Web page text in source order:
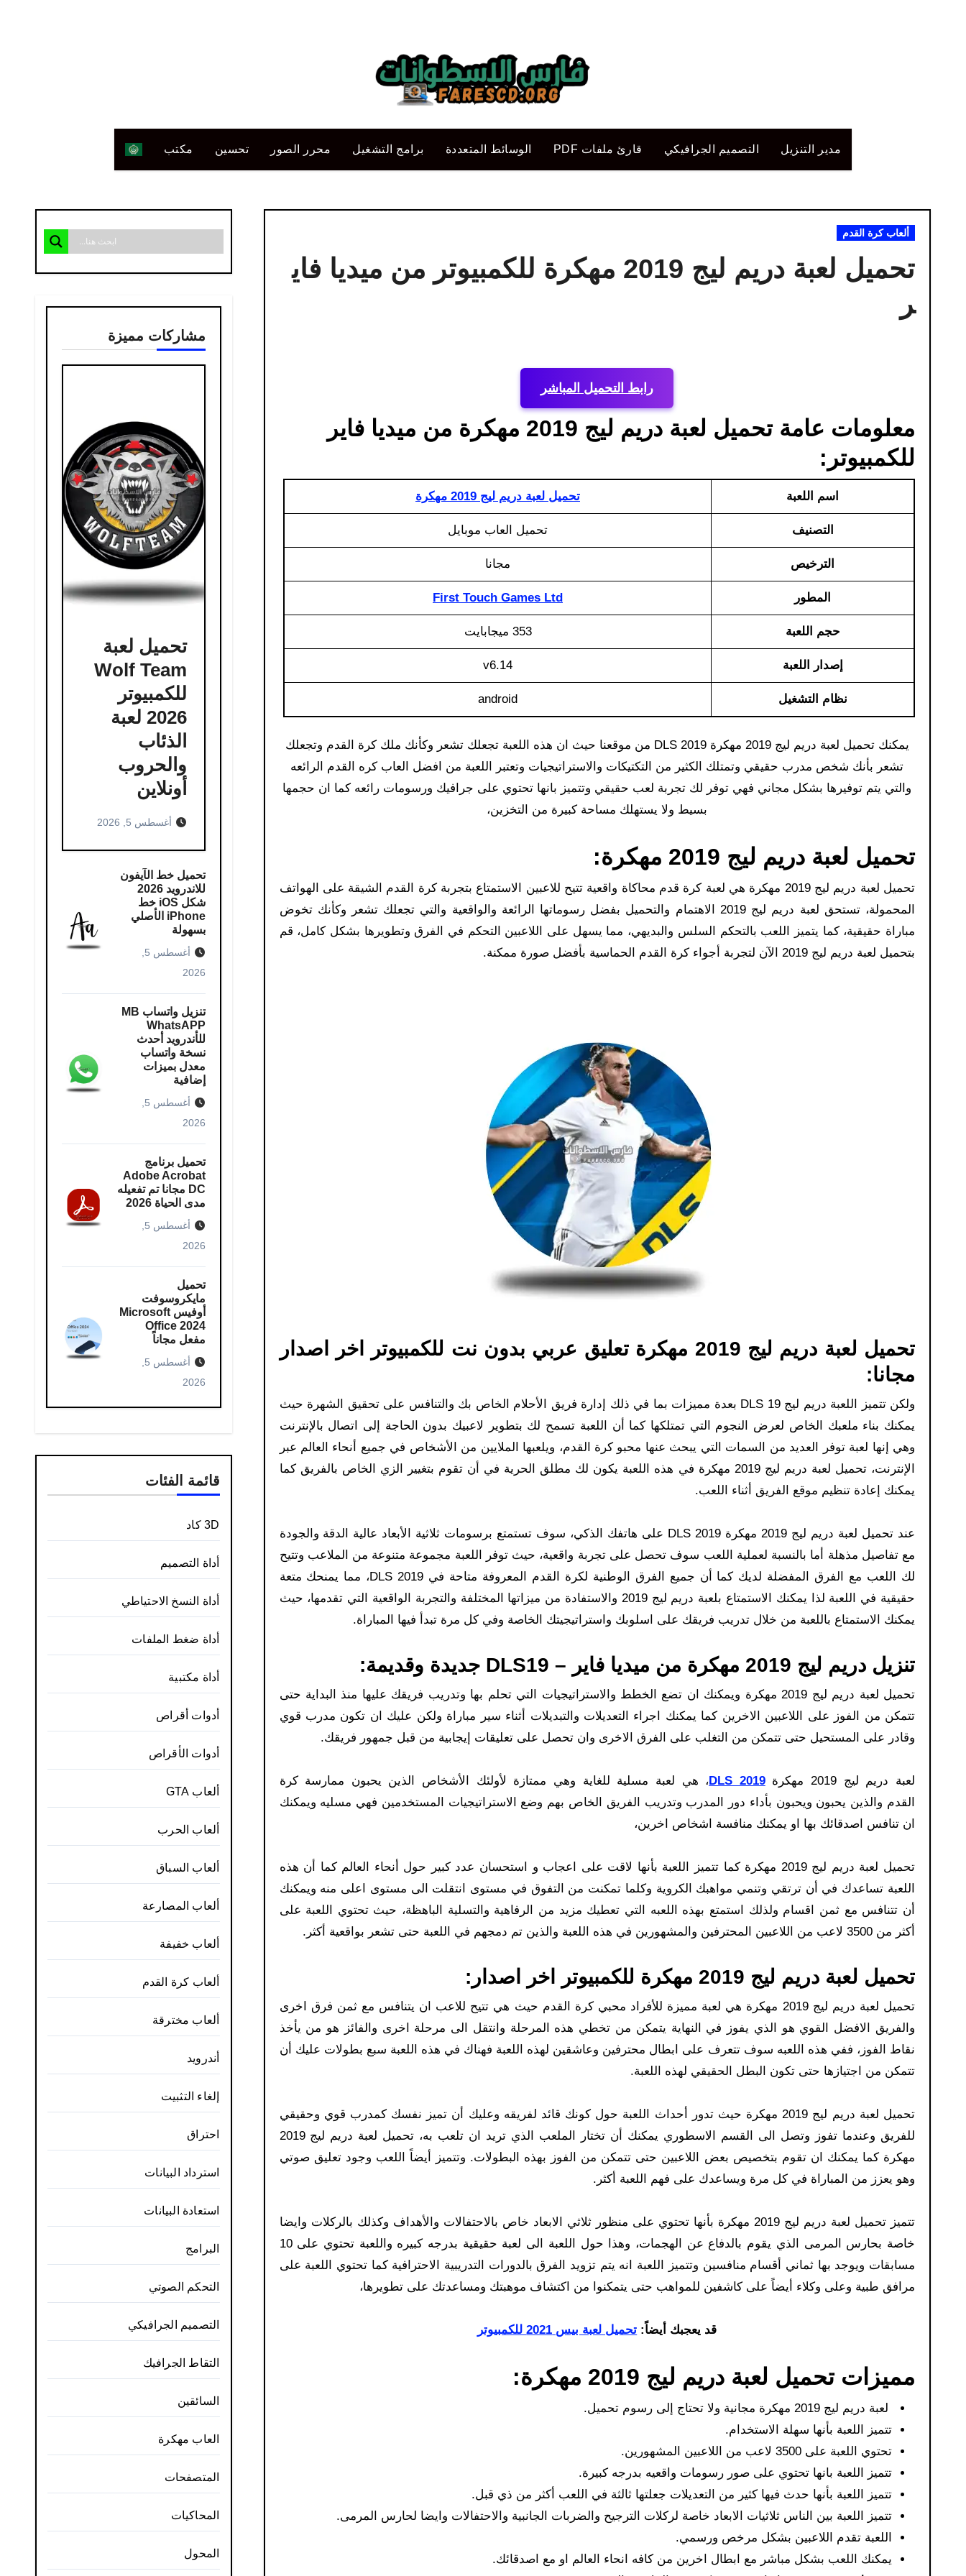
مدير التنزيل التصميم الجرافيكي قارئ ملفات PDF الوسائط المتعددة برامج التشغيل محرر الصور تحسين مكتب
ألعاب كرة القدم
تحميل لعبة دريم ليج 2019 مهكرة للكمبيوتر من ميديا ​​فاي
ر
رابط التحميل المباشر
معلومات عامة تحميل لعبة دريم ليج 2019 مهكرة من ميديا فاير
للكمبيوتر​:
اسم اللعبة تحميل لعبة دريم ليج 2019 مهكرة
التصنيف تحميل العاب موبايل
الترخيص مجانا
المطور First Touch Games Ltd
حجم اللعبة 353 ميجابايت
إصدار اللعبة v6.14
نظام التشغيل android
يمكنك تحميل لعبة دريم ليج 2019 مهكرة DLS 2019 من موقعنا حيث ان هذه اللعبة تجعلك تشعر وكأنك ملك كرة القدم وتجعلك
تشعر بأنك شخص مدرب حقيقي وتمتلك الكثير من التكتيكات والاستراتيجيات وتعتبر اللعبة من افضل العاب كره القدم الرائعه
والتي يتم توفيرها بشكل مجاني فهي توفر لك تجربة لعب حقيقي وتتميز بانها تحتوي على جرافيك ورسومات رائعه كما ان حجمها
بسيط ولا يستهلك مساحة كبيرة من التخزين،
تحميل لعبة دريم ليج 2019 مهكرة:
تحميل لعبة دريم ليج 2019 مهكرة هي لعبة كرة قدم محاكاة واقعية تتيح للاعبين الاستمتاع بتجربة كرة القدم الشيقة على الهواتف
المحمولة، تستحق لعبة دريم ليج 2019 الاهتمام والتحميل بفضل رسوماتها الرائعة والواقعية والتي تجعلك تشعر وكأنك تخوض
مباراة حقيقية، كما يتميز اللعب بالتحكم السلس والبديهي، مما يسهل على اللاعبين التحكم في الفرق وتطويرها بشكل كامل، قم
بتحميل لعبة دريم ليج 2019 الآن لتجربة أجواء كرة القدم الحماسية بأفضل صورة ممكنة.
تحميل لعبة دريم ليج 2019 مهكرة تعليق عربي بدون نت للكمبيوتر اخر اصدار
مجانا:
ولكن تتميز اللعبة دريم ليج DLS 19 بعدة مميزات بما في ذلك إدارة فريق الأحلام الخاص بك والتنافس على تحقيق الشهرة حيث
يمكنك بناء ملعبك الخاص لعرض النجوم التي تمتلكها كما أن اللعبة تسمح لك بتطوير لاعبيك بدون الحاجة إلى اتصال بالإنترنت
وهي إنها لعبة توفر العديد من السمات التي يبحث عنها محبو كرة القدم، ويلعبها الملايين من الأشخاص في جميع أنحاء العالم عبر
الإنترنت، تحميل لعبة دريم ليج 2019 مهكرة في هذه اللعبة يكون لك مطلق الحرية في أن تقوم بتغيير الزي الخاص بالفريق كما
يمكنك إعادة تنظيم موقع الفريق أثناء اللعب.
عند تحميل لعبة دريم ليج 2019 مهكرة DLS 2019 على هاتفك الذكي، سوف تستمتع برسومات ثلاثية الأبعاد عالية الدقة والجودة
مع تفاصيل مذهلة أما بالنسبة لعملية اللعب سوف تحصل على تجربة واقعية، حيث توفر اللعبة مجموعة متنوعة من الملاعب وتتيح
لك اللعب مع الفرق المفضلة لديك كما أن جميع الفرق الوطنية لكرة القدم المعروفة متاحة في DLS 2019، مما يمنحك متعة
حقيقية في اللعبة لذا يمكنك الاستمتاع بلعبة دريم ليج 2019 والاستفادة من ميزاتها المختلفة والتجربة الواقعية التي تقدمها، حيث
يمكنك الاستمتاع باللعبة من خلال تدريب فريقك على اسلوبك واستراتيجيتك الخاصة وفي كل مرة تبدأ فيها المباراة.
تنزيل دريم ليج 2019 مهكرة من ميديا فاير – DLS19 جديدة وقديمة:
تحميل لعبة دريم ليج 2019 مهكرة ويمكنك ان تضع الخطط والاستراتيجيات التي تحلم بها وتدريب فريقك عليها منذ البداية حتى
تتمكن من الفوز على اللاعبين الاخرين كما يمكنك اجراء التعديلات والتبديلات أثناء سير مباراة ولكن عليك ان تكون مدرب قوي
وقادر على المستحيل حتى تتمكن من التغلب على الفرق الاخرى وان تحصل على تعليقات إيجابية من قبل جمهور فريقك.
لعبة دريم ليج 2019 مهكرة DLS 2019، هي لعبة مسلية للغاية وهي ممتازة لأولئك الأشخاص الذين يحبون ممارسة كرة
القدم والذين يحبون ويحبون بأداء دور المدرب وتدريب الفريق الخاص بهم وضع الاستراتيجيات المستخدمين فهي مسليه ويمكنك
ان تنافس اصدقائك بها او يمكنك منافسة اشخاص اخرين،
تحميل لعبة دريم ليج 2019 مهكرة كما تتميز اللعبة بأنها لاقت على اعجاب و استحسان عدد كبير حول أنحاء العالم كما أن هذه
اللعبة تساعدك في أن ترتقي وتنمي مواهبك الكروية وكلما تمكنت من التفوق في مستوى انتقلت الى مستوى اعلى منه ويمكنك
أن تتنافس مع ثمن اقسام ولذلك استمتع بهذه اللعبه التي تعطيك مزيد من الرفاهية والتسلية الباهظة، حيث تحتوي اللعبة على
أكثر من 3500 لاعب من اللاعبين المحترفين والمشهورين في هذه اللعبة والذين تم دمجهم في اللعبة حتى تشعر بواقعية أكثر.
تحميل لعبة دريم ليج 2019 مهكرة للكمبيوتر اخر اصدار:
تحميل لعبة دريم ليج 2019 مهكرة هي لعبة مميزة للأفراد محبي كرة القدم حيث هي تتيح للاعب ان يتنافس مع ثمن فرق اخرى
والفريق الافضل القوي هو الذي يفوز في النهاية يتمكن من تخطي هذه المرحلة وانتقل الى مرحلة اخرى والفائز هو من يأخذ
نقاط الفوز، ففي هذه اللعبه سوف تتعرف على ابطال محترفين وعاشقين لهذه اللعبة فهناك في هذه اللعبة سبع بطولات عليك أن
تتمكن من اجتيازها حتى تكون البطل الحقيقي لهذه اللعبة.
تحميل لعبة دريم ليج 2019 مهكرة حيث تدور أحداث اللعبة حول كونك قائد لفريقه وعليك أن تميز نفسك كمدرب قوي وحقيقي
للفريق وعندما تفوز وتصل الى القسم الاسطوري يمكنك أن تختار الملعب الذي تريد ان تلعب به، تحميل لعبة دريم ليج 2019
مهكرة كما يمكنك ان تقوم بتخصيص بعض اللاعبين حتى تتمكن من الفوز بهذه البطولات. وتتميز أيضاً اللعب وجود تعليق صوتي
وهو يعزز من المباراة في كل مرة ويساعدك على فهم اللعبة أكثر.
تتميز تحميل لعبة دريم ليج 2019 مهكرة بأنها تحتوي على منظور ثلاثي الابعاد خاص بالاحتفالات والأهداف وكذلك بالركلات وايضا
خاصة بحارس المرمى الذي يقوم بالدفاع عن الهجمات، وهذا حول اللعبة الى لعبة حقيقية بدرجه كبيره واللعبة تحتوي على 10
مسابقات ويوجد بها ثماني أقسام منافسين وتتميز اللعبة انه يتم تزويد الفرق بالدورات التدريبية الاحترافية كما تحتوي اللعبة على
مرافق طبية وعلى وكلاء أيضاً على كاشفين للمواهب حتى يتمكنوا من اكتشاف موهبتك ومساعدتك على تطويرها،
قد يعجبك أيضاً: تحميل لعبة بيس 2021 للكمبيوتر
مميزات تحميل لعبة دريم ليج 2019 مهكرة:
لعبة دريم ليج 2019 مهكرة مجانية ولا تحتاج إلى رسوم تحميل.
تتميز اللعبة بأنها سهلة الاستخدام.
تحتوي اللعبة على 3500 لاعب من اللاعبين المشهورين.
تتميز اللعبة بانها تحتوي على صور رسومات واقعيه بدرجه كبيرة.
تتميز اللعبة بأنها حدث فيها كثير من التعديلات جعلتها ثالثة في اللعب أكثر من ذي قبل.
تتميز اللعبة بين الناس ثلاثيات الابعاد خاصة لركلات الترجيح والضربات الجانبية والاحتفالات وايضا لحارس المرمى.
اللعبة تقدم اللاعبين بشكل مرخص ورسمي.
يمكنك اللعب بشكل مباشر مع ابطال اخرين من كافه انحاء العالم او مع اصدقائك.
مشاركات مميزة
تحميل لعبة
Wolf Team
للكمبيوتر
2026 لعبة
الذئاب
والحروب
أونلاين
أغسطس 5, 2026
تحميل خط الآيفون
للاندرويد 2026
شكل iOS خط
iPhone الأصلي
بسهولة
2026
تنزيل واتساب MB
WhatsAPP
للأندرويد أحدث
نسخة واتساب
معدل بميزات
إضافية
2026
تحميل برنامج
Adobe Acrobat
DC مجانا تم تفعيله
مدى الحياة 2026
2026
تحميل
مايكروسوفت
أوفيس Microsoft
Office 2024
مفعل مجاناً
2026
قائمة الفئات
3D كاد
أداة التصميم
أداة النسخ الاحتياطي
أداة ضغط الملفات
أداة مكتبية
أدوات أقراص
أدوات الأقراص
ألعاب GTA
ألعاب الحرب
ألعاب السباق
ألعاب المصارعة
ألعاب خفيفة
ألعاب كرة القدم
ألعاب مخترقة
أندرويد
إلغاء التثبيت
احتراق
استرداد البيانات
استعادة البيانات
البرامج
التحكم الصوتي
التصميم الجرافيكي
التقاط الجرافيك
السائقين
العاب مهكرة
المتصفحات
المحاكيات
المحول